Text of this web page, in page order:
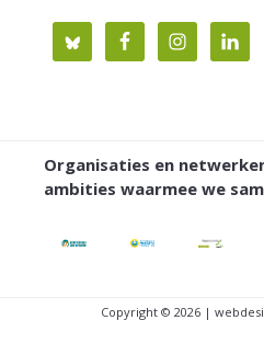
Organisaties en
ambities waarmee we
Copyright © 2026 |